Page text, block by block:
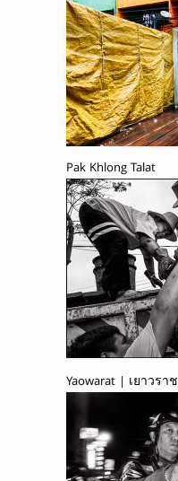
Pak Khlong Talat
Yaowarat | เยาวราช